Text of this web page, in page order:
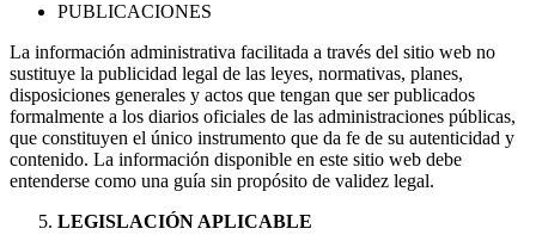
PUBLICACIONES
La información administrativa facilitada a través del sitio web no
sustituye la publicidad legal de las leyes, normativas, planes,
disposiciones generales y actos que tengan que ser publicados
formalmente a los diarios oficiales de las administraciones públicas,
que constituyen el único instrumento que da fe de su autenticidad y
contenido. La información disponible en este sitio web debe
entenderse como una guía sin propósito de validez legal.
LEGISLACIÓN APLICABLE